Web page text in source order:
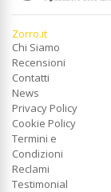
Zorro.it
Chi Siamo
Recensioni
Contatti
News
Privacy Policy
Cookie Policy
Termini e
Condizioni
Reclami
Testimonial